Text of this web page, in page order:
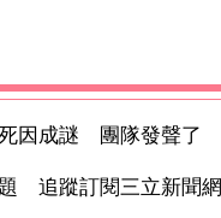
因成謎 團隊發聲了
追蹤訂閱三立新聞網